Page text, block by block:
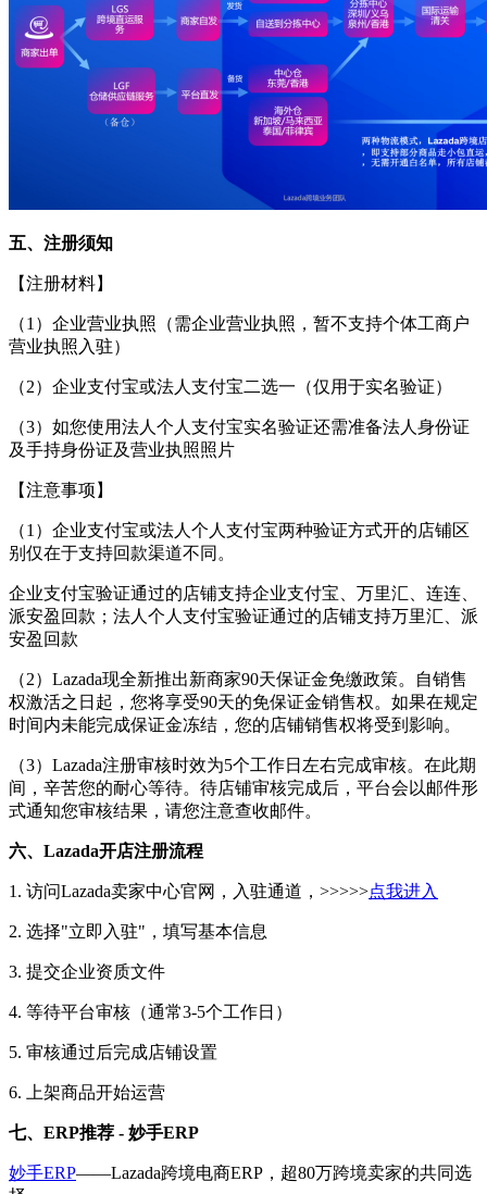
五、 注册须知
【注册材料】
（1）企业营业执照（需企业营业执照，暂不支持个体工商户
营业执照入驻）
（2）企业支付宝或法人支付宝二选一（仅用于实名验证）
（3）如您使用法人个人支付宝实名验证还需准备法人身份证
及手持身份证及营业执照照片
【注意事项】
（1）企业支付宝或法人个人支付宝两种验证方式开的店铺区
别仅在于支持回款渠道不同。
企业支付宝验证通过的店铺支持企业支付宝、万里汇、连连、
派安盈回款；法人个人支付宝验证通过的店铺支持万里汇、派
安盈回款
（2）Lazada现全新推出新商家90天保证金免缴政策。自销售
权激活之日起，您将享受90天的免保证金销售权。如果在规定
时间内未能完成保证金冻结，您的店铺销售权将受到影响。
（3）Lazada注册审核时效为5个工作日左右完成审核。在此期
间，辛苦您的耐心等待。待店铺审核完成后，平台会以邮件形
式通知您审核结果，请您注意查收邮件。
六、Lazada开店注册流程
1. 访问Lazada卖家中心官网 ， 入驻通道， >>>>>点我进入
2. 选择"立即入驻"，填写基本信息
3. 提交企业资质文件
4. 等待平台审核（通常3-5个工作日）
5. 审核通过后完成店铺设置
6. 上架商品开始运营
七、 ERP推荐 - 妙手ERP
妙手ERP——Lazada跨境电商ERP ， 超80万跨境卖家的共同选